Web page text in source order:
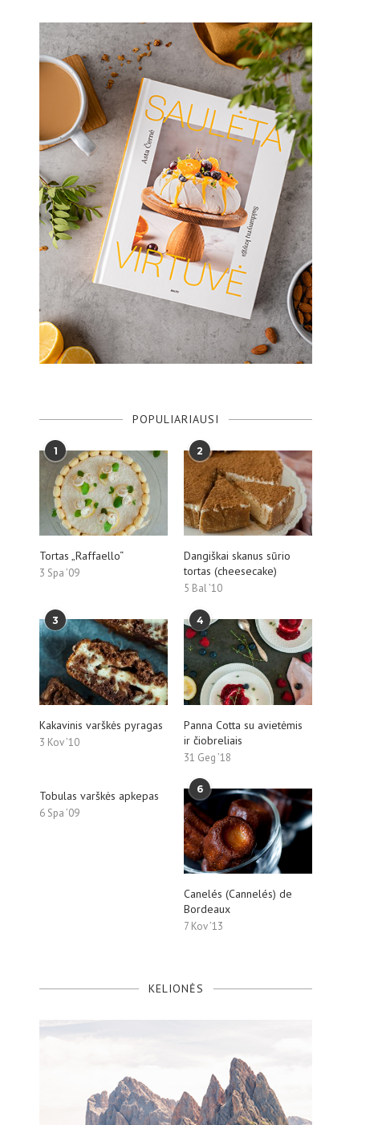
POPULIARIAUSI
1
Tortas „Raffaello“
3 Spa ’09
2
Dangiškai skanus sūrio
tortas (cheesecake)
5 Bal ’10
3
Kakavinis varškės pyragas
3 Kov ’10
4
Panna Cotta su avietėmis
ir čiobreliais
31 Geg ’18
Tobulas varškės apkepas
6 Spa ’09
6
Canelés (Cannelés) de
Bordeaux
7 Kov ’13
KELIONĖS